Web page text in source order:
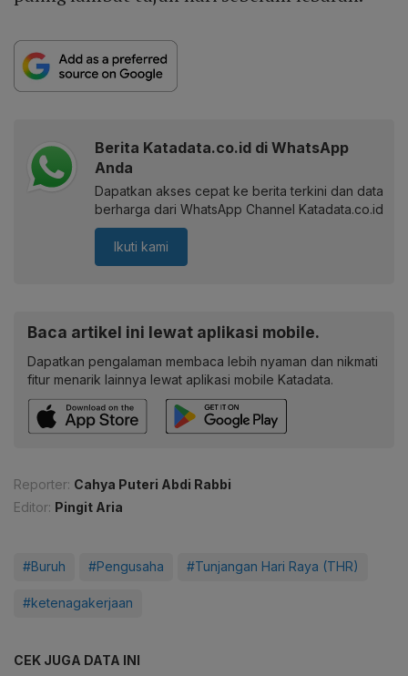
Berita Katadata.co.id di WhatsApp
Anda
Dapatkan akses cepat ke berita terkini dan data
berharga dari WhatsApp Channel Katadata.co.id
Ikuti kami
Baca artikel ini lewat aplikasi mobile.
Dapatkan pengalaman membaca lebih nyaman dan nikmati
fitur menarik lainnya lewat aplikasi mobile Katadata.
Reporter: Cahya Puteri Abdi Rabbi
Editor: Pingit Aria
#Buruh #Pengusaha #Tunjangan Hari Raya (THR)
#ketenagakerjaan
CEK JUGA DATA INI